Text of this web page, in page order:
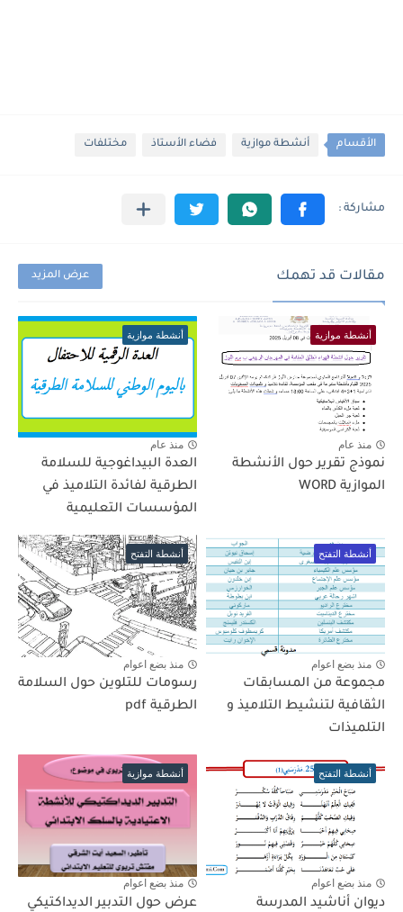
الأقسام أنشطة موازية فضاء الأستاذ مختلفات
مقالات قد تهمك عرض المزيد
أنشطة موازية
منذ عام
نموذج تقرير حول الأنشطة
الموازية WORD
أنشطة موازية
منذ عام
العدة البيداغوجية للسلامة
الطرقية لفائدة التلاميذ في
المؤسسات التعليمية
أنشطة التفتح
منذ بضع اعوام
مجموعة من المسابقات
الثقافية لتنشيط التلاميذ و
التلميذات
أنشطة التفتح
منذ بضع اعوام
رسومات للتلوين حول السلامة
الطرقية pdf
أنشطة التفتح
منذ بضع اعوام
ديوان أناشيد المدرسة
أنشطة موازية
منذ بضع اعوام
عرض حول التدبير الديداكتيكي